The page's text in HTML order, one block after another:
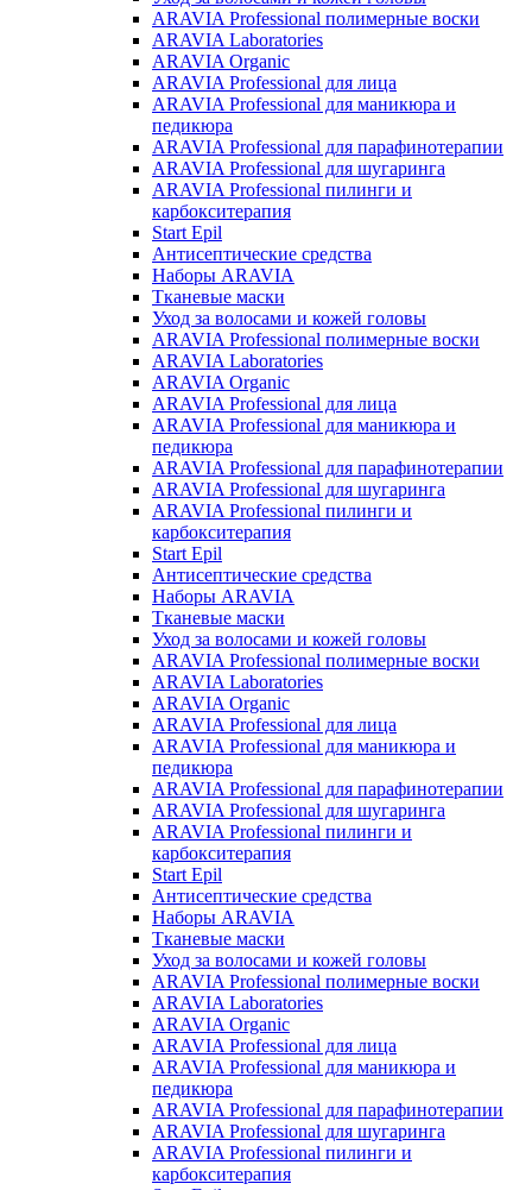
ARAVIA Professional полимерные воски
ARAVIA Laboratories
ARAVIA Organic
ARAVIA Professional для лица
ARAVIA Professional для маникюра и
педикюра
ARAVIA Professional для парафинотерапии
ARAVIA Professional для шугаринга
ARAVIA Professional пилинги и
карбокситерапия
Start Epil
Антисептические средства
Наборы ARAVIA
Тканевые маски
Уход за волосами и кожей головы
ARAVIA Professional полимерные воски
ARAVIA Laboratories
ARAVIA Organic
ARAVIA Professional для лица
ARAVIA Professional для маникюра и
педикюра
ARAVIA Professional для парафинотерапии
ARAVIA Professional для шугаринга
ARAVIA Professional пилинги и
карбокситерапия
Start Epil
Антисептические средства
Наборы ARAVIA
Тканевые маски
Уход за волосами и кожей головы
ARAVIA Professional полимерные воски
ARAVIA Laboratories
ARAVIA Organic
ARAVIA Professional для лица
ARAVIA Professional для маникюра и
педикюра
ARAVIA Professional для парафинотерапии
ARAVIA Professional для шугаринга
ARAVIA Professional пилинги и
карбокситерапия
Start Epil
Антисептические средства
Наборы ARAVIA
Тканевые маски
Уход за волосами и кожей головы
ARAVIA Professional полимерные воски
ARAVIA Laboratories
ARAVIA Organic
ARAVIA Professional для лица
ARAVIA Professional для маникюра и
педикюра
ARAVIA Professional для парафинотерапии
ARAVIA Professional для шугаринга
ARAVIA Professional пилинги и
карбокситерапия